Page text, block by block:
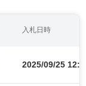
入札日時
2025/09/25